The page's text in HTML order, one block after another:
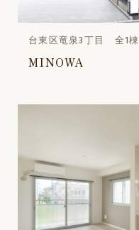
台東区竜泉3丁目 全1棟
MINOWA